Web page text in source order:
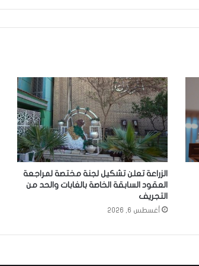
الزراعة تعلن تشكيل لجنة مختصة لمراجعة
العقود السابقة الخاصة بالغابات والحد من
التجريف
أغسطس 6, 2026